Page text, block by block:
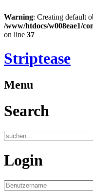
Warning: Creating default
/www/htdocs/w008eae1/
on line 37
Striptease
Menu
Search
Login